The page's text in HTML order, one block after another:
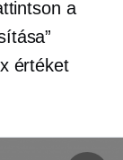
a
értéket